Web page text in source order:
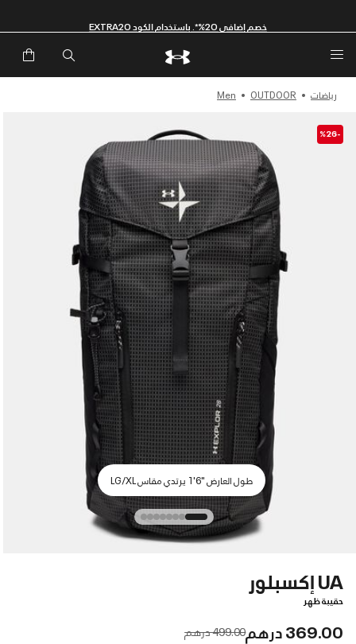
رياضات OUTDOOR
Men
-%26
طول العارض "6'1 يرتدي مقاس LG/XL
UA إكسبلور
حقيبة ظهر
369.00 درهم Price reduced from
499.00 درهم to